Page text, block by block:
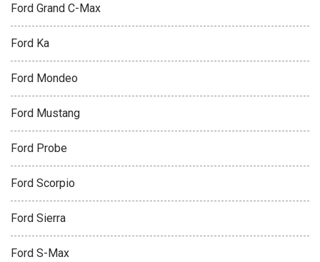
Ford Grand C-Max
Ford Ka
Ford Mondeo
Ford Mustang
Ford Probe
Ford Scorpio
Ford Sierra
Ford S-Max